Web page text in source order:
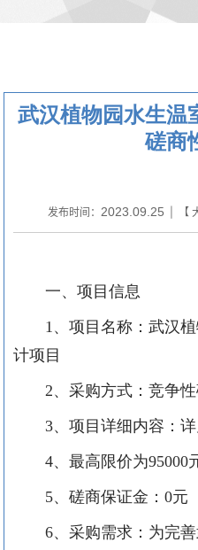
武汉植物园水生温
磋商
发布时间： 2023.09.25 | 【
一、项目信息
1、项目名称：武汉
计项目
2、采购方式：竞争
3、项目详细内容：
4、 最高限价为95000
5、磋商保证金：0元
6、采购需求：为完